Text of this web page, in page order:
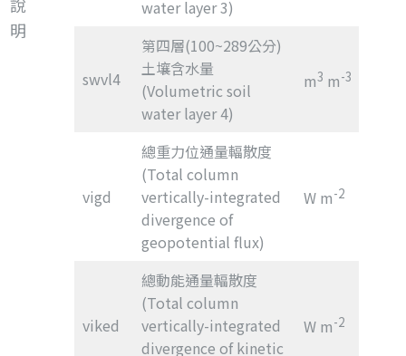
明
water layer 3)
swvl4
第四層(100~289公分)
土壤含水量
(Volumetric soil
water layer 4)
m3 m-3
vigd
總重力位通量輻散度
(Total column
vertically-integrated
divergence of
geopotential flux)
W m-2
viked
總動能通量輻散度
(Total column
vertically-integrated
divergence of kinetic
W m-2